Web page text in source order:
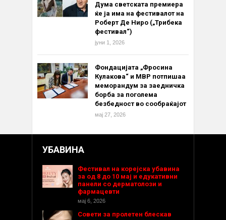
Дума светската премиера
ќе ја има на фестивалот на
Роберт Де Ниро („Трибека
фестивал“)
јуни 1, 2026
Фондацијата „Фросина
Кулакова“ и МВР потпишаа
меморандум за заедничка
борба за поголема
безбедност во сообраќајот
мај 27, 2026
УБАВИНА
Фестивал на корејска убавина
за од 8 до 10 мај и едукативни
панели со дерматолози и
фармацевти
мај 6, 2026
Совети за пролетен блескав